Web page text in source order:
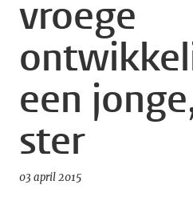
vroege
een
ster
03 april 2015